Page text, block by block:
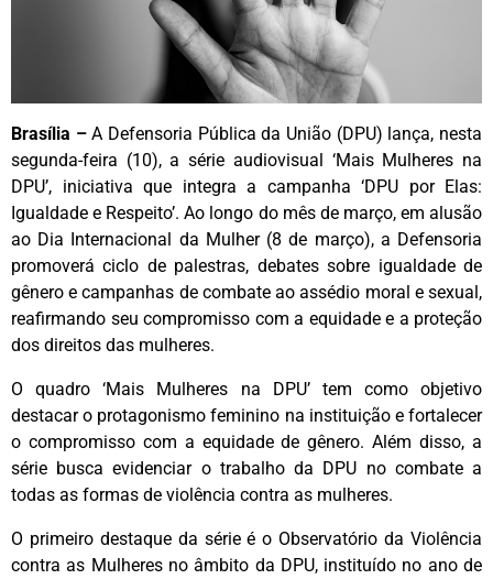
Brasília –A Defensoria Pública da União (DPU) lança, nesta
segunda-feira (10), a série audiovisual ‘Mais Mulheres na
DPU’, iniciativa que integra a campanha ‘DPU por Elas:
Igualdade e Respeito’. Ao longo do mês de março, em alusão
ao Dia Internacional da Mulher (8 de março), a Defensoria
promoverá ciclo de palestras, debates sobre igualdade de
gênero e campanhas de combate ao assédio moral e sexual,
reafirmando seu compromisso com a equidade e a proteção
dos direitos das mulheres.
O quadro ‘Mais Mulheres na DPU’ tem como objetivo
destacar o protagonismo feminino na instituição e fortalecer
o compromisso com a equidade de gênero. Além disso, a
série busca evidenciar o trabalho da DPU no combate a
todas as formas de violência contra as mulheres.
O primeiro destaque da série é o Observatório da Violência
contra as Mulheres no âmbito da DPU, instituído no ano de